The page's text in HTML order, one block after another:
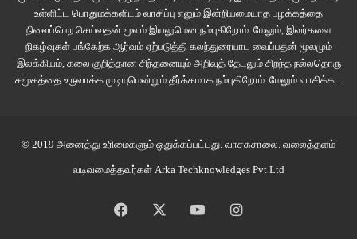
உள்ளிட்ட பொதுமக்களிடம் வாசிப்பு எனும் இன்றியமையாத பழக்கத்தை
நிலைப்பெற செய்வதன் மூலம் இயலுமென நம்புகிறோம். மேலும், இவர்களை
நிகழ்வுகள் பங்கேற்க ஆர்வம் ஏற்படுத்தி கலந்துரையாட வைப்பதன் மூலமும்
இலக்கியம், கலை குறித்தான சிந்தனையும் அறிவுத் தேடலும் சிறந்த நல்லதொரு
சமூகத்தை உருவாக்க முடியுமென்றும் தீர்க்கமாக நம்புகிறோம். மேலும் வாசிக்க...
© 2019 அனைத்து உரிமைகளும் ஒதுக்கப்பட்டது. வாசகசாலை . வலைத்தளம்
வடிவமைத்தவர்கள் Arka Techknowledges Pvt Ltd
Facebook YouTubeInstagram